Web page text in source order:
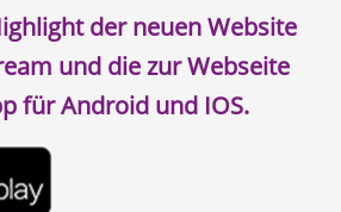
der neuen Website
und die zur Webseite
für Android und IOS.